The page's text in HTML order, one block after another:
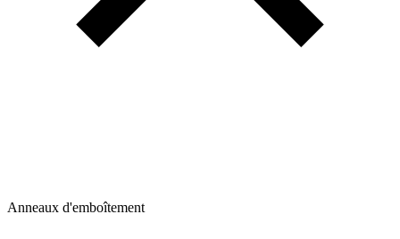
Anneaux d'emboîtement